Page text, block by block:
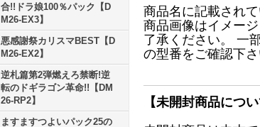
合!!ドラ娘100％パック【D
M26-EX3】
悪感謝祭カリスマBEST【D
M26-EX2】
逆札篇第2弾燃えろ禁断!逆
転のドギラゴン革命!!【DM
26-RP2】
ますますつよいパック25の
商品名に記載され
商品画像はイメー
了承ください。 一
の型番をご確認下さ
【未開封商品につ